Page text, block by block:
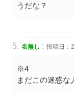
うだな？
名無し : 投稿日：
※4
まだこの迷惑な